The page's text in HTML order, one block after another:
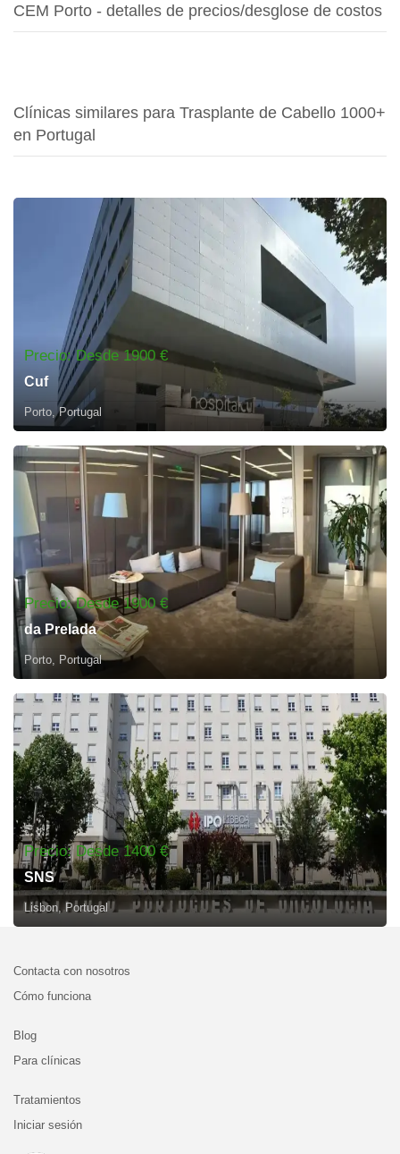
CEM Porto - detalles de precios/desglose de costos
Clínicas similares para Trasplante de Cabello 1000+
en Portugal
Precio: Desde 1900 €
Cuf
Porto, Portugal
Precio: Desde 1900 €
da Prelada
Porto, Portugal
Precio: Desde 1400 €
SNS
Lisbon, Portugal
Contacta con nosotros
Cómo funciona
Blog
Para clínicas
Tratamientos
Iniciar sesión